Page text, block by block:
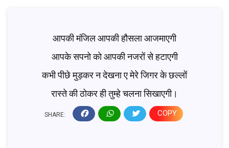
आपकी मंजिल आपकी हौसला आजमाएगी
आपके सपनो को आपकी नजरों से हटाएगी
कभी पीछे मुड़कर न देखना ए मेरे जिगर के छल्लों
रास्ते की ठोकर ही तुम्हे चलना सिखाएगी।
SHARE: COPY